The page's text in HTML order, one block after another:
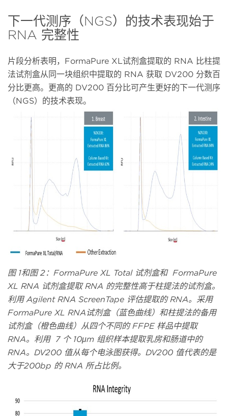
下一代测序（NGS）的技术表现始于
RNA 完整性
片段分析表明，FormaPure XL试剂盒提取的 RNA 比柱提
法试剂盒从同一块组织中提取的 RNA 获取 DV200 分数百
分比更高。更高的 DV200 百分比可产生更好的下一代测序
（NGS）的技术表现。
图 1和图 2：FormaPure XL Total 试剂盒和 FormaPure
XL RNA 试剂盒提取 RNA 的完整性高于柱提法的试剂盒。
利用 Agilent RNA ScreenTape 评估提取的 RNA。采用
FormaPure XL RNA试剂盒（蓝色曲线）和柱提法的备用
试剂盒（橙色曲线）从四个不同的 FFPE 样品中提取
RNA。利用 7 个 10μm 组织样本提取乳房和肠道中的
RNA。DV200 值从每个电泳图获得。DV200 值代表的是
大于200bp 的 RNA 所占比例。